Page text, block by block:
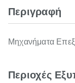
Περιγραφή
Μηχανήματα
Περιοχές